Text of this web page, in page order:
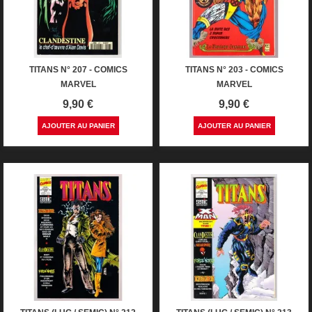
TITANS N° 207 - COMICS
MARVEL
Prix
9,90 €
AJOUTER AU PANIER
TITANS N° 203 - COMICS
MARVEL
Prix
9,90 €
AJOUTER AU PANIER